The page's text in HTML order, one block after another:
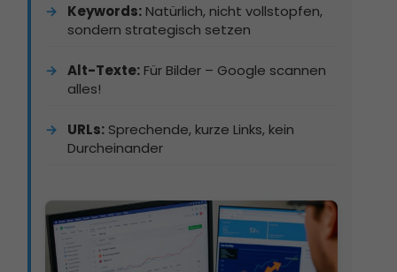
Keywords: Natürlich, nicht vollstopfen,
sondern strategisch setzen
Alt-Texte: Für Bilder – Google scannen
alles!
URLs: Sprechende, kurze Links, kein
Durcheinander